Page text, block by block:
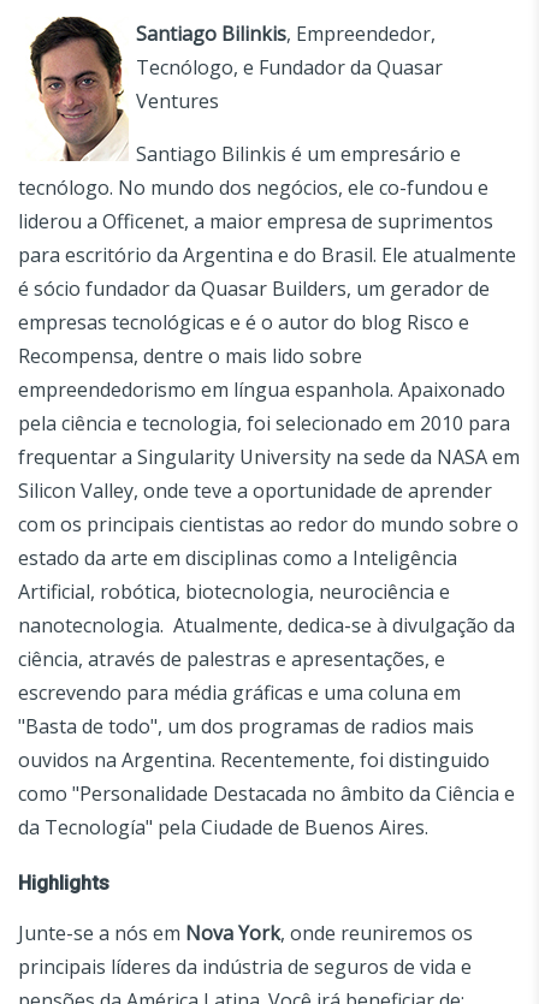
Santiago Bilinkis, Empreendedor,
Tecnólogo, e Fundador da Quasar
Ventures
Santiago Bilinkis é um empresário e
tecnólogo. No mundo dos negócios, ele co-fundou e
liderou a Officenet, a maior empresa de suprimentos
para escritório da Argentina e do Brasil. Ele atualmente
é sócio fundador da Quasar Builders, um gerador de
empresas tecnológicas e é o autor do blog Risco e
Recompensa, dentre o mais lido sobre
empreendedorismo em língua espanhola. Apaixonado
pela ciência e tecnologia, foi selecionado em 2010 para
frequentar a Singularity University na sede da NASA em
Silicon Valley, onde teve a oportunidade de aprender
com os principais cientistas ao redor do mundo sobre o
estado da arte em disciplinas como a Inteligência
Artificial, robótica, biotecnologia, neurociência e
nanotecnologia. Atualmente, dedica-se à divulgação da
ciência, através de palestras e apresentações, e
escrevendo para média gráficas e uma coluna em
"Basta de todo", um dos programas de radios mais
ouvidos na Argentina. Recentemente, foi distinguido
como "Personalidade Destacada no âmbito da Ciência e
da Tecnología" pela Ciudade de Buenos Aires.
Highlights
Junte-se a nós em Nova York, onde reuniremos os
principais líderes da indústria de seguros de vida e